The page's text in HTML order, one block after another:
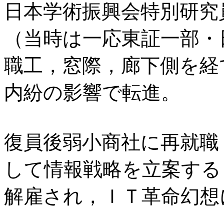
日本学術振興会特別研
（当時は一応東証一部
職工，窓際，廊下側を
内紛の影響で転進。
復員後弱小商社に再就
して情報戦略を立案す
解雇され，ＩＴ革命幻